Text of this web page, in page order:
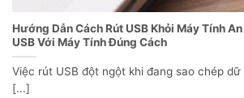
Hướng Dẫn Cách Rút USB Khỏi Máy Tính
USB Với Máy Tính Đúng Cách
Việc rút USB đột ngột khi đang sao chép
[...]